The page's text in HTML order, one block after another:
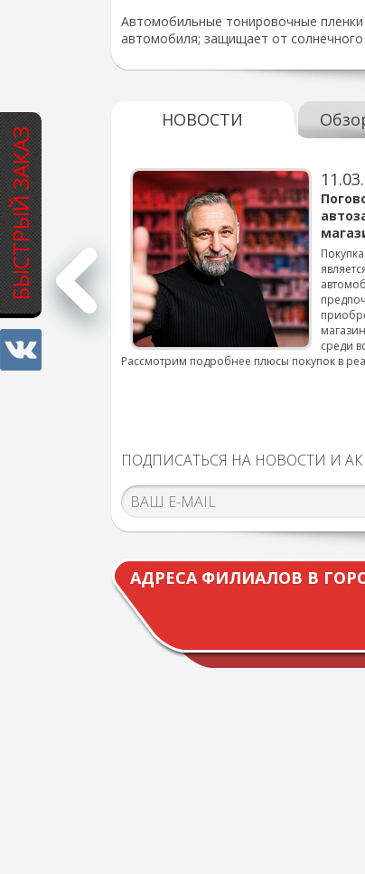
БЫСТРЫЙ ЗАКАЗ
Автомобильные тонировочные
автомобиля; защищает от
НОВОСТИ
для
смены шин на
подробнее...
среди
Рассмотрим подробнее плюсы покупок в
ПОДПИСАТЬСЯ НА НОВОСТИ И
АДРЕСА ФИЛИАЛОВ В